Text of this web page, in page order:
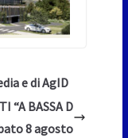
e di AgID
“A BASSA D
8 agosto